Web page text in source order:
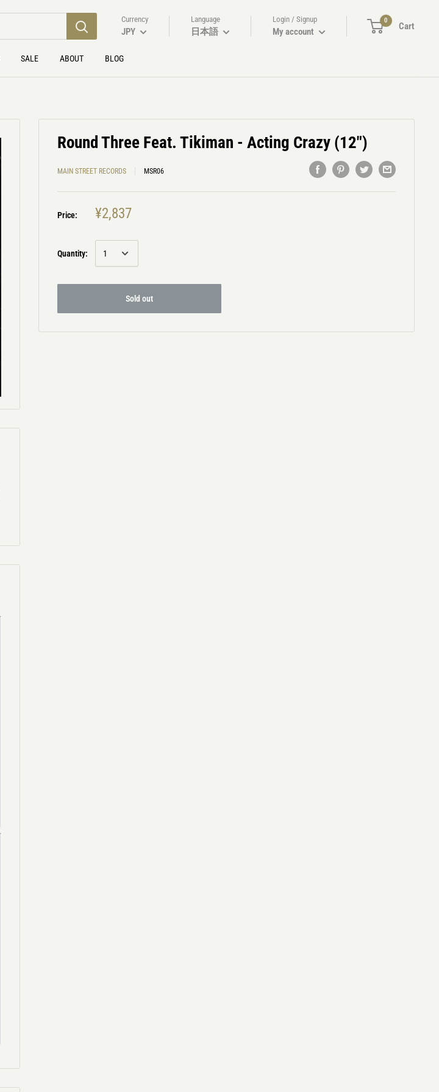
Currency
JPY
Language
日本語
Login / Signup
My account
0
Cart
SALE ABOUT BLOG
Round Three Feat. Tikiman - Acting Crazy (12")
MAIN STREET RECORDS MSR06
Price: ¥2,837
Quantity:
Sold out